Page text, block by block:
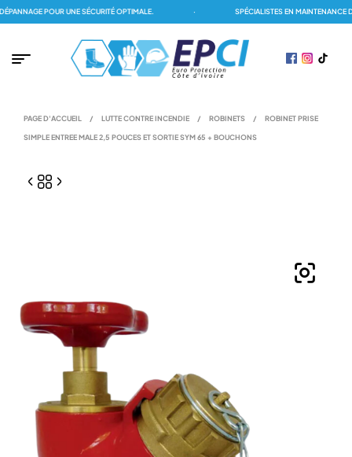
POUR UNE SÉCURITÉ OPTIMALE. SPÉCIALISTES EN MAINTENANCE
PAGE D'ACCUEIL / LUTTE CONTRE INCENDIE / ROBINETS / ROBINET PRISE
SIMPLE ENTREE MALE 2,5 POUCES ET SORTIE SYM 65 + BOUCHONS